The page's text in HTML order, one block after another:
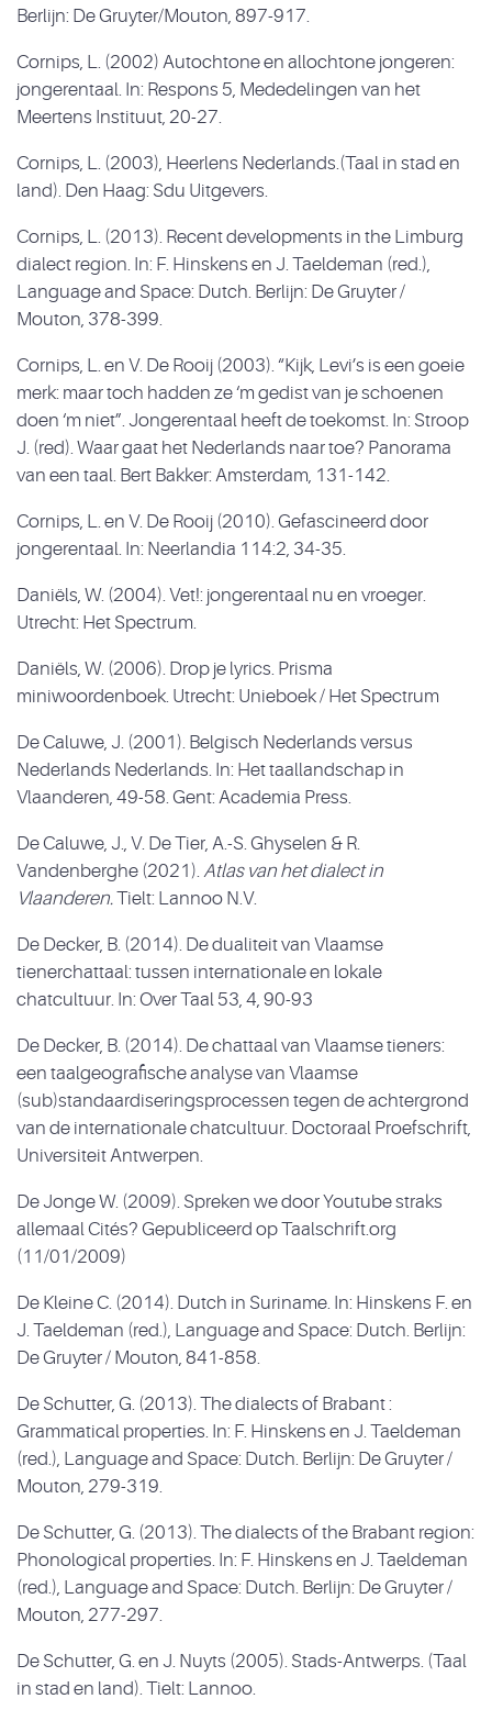
Berlijn: De Gruyter/Mouton, 897-917.
Cornips, L. (2002) Autochtone en allochtone jongeren:
jongerentaal. In: Respons 5, Mededelingen van het
Meertens Instituut, 20-27.
Cornips, L. (2003), Heerlens Nederlands.(Taal in stad en
land). Den Haag: Sdu Uitgevers.
Cornips, L. (2013). Recent developments in the Limburg
dialect region. In: F. Hinskens en J. Taeldeman (red.),
Language and Space: Dutch. Berlijn: De Gruyter /
Mouton, 378-399.
Cornips, L. en V. De Rooij (2003). “Kijk, Levi’s is een goeie
merk: maar toch hadden ze ‘m gedist van je schoenen
doen ‘m niet”. Jongerentaal heeft de toekomst. In: Stroop
J. (red). Waar gaat het Nederlands naar toe? Panorama
van een taal. Bert Bakker: Amsterdam, 131-142.
Cornips, L. en V. De Rooij (2010). Gefascineerd door
jongerentaal. In: Neerlandia 114:2, 34-35.
Daniëls, W. (2004). Vet!: jongerentaal nu en vroeger.
Utrecht: Het Spectrum.
Daniëls, W. (2006). Drop je lyrics. Prisma
miniwoordenboek. Utrecht: Unieboek / Het Spectrum
De Caluwe, J. (2001). Belgisch Nederlands versus
Nederlands Nederlands. In: Het taallandschap in
Vlaanderen, 49-58. Gent: Academia Press.
De Caluwe, J., V. De Tier, A.-S. Ghyselen & R.
Vandenberghe (2021). Atlas van het dialect in
Vlaanderen.Tielt: Lannoo N.V.
De Decker, B. (2014). De dualiteit van Vlaamse
tienerchattaal: tussen internationale en lokale
chatcultuur. In: Over Taal 53, 4, 90-93
De Decker, B. (2014). De chattaal van Vlaamse tieners:
een taalgeografische analyse van Vlaamse
(sub)standaardiseringsprocessen tegen de achtergrond
van de internationale chatcultuur. Doctoraal Proefschrift,
Universiteit Antwerpen.
De Jonge W. (2009). Spreken we door Youtube straks
allemaal Cités? Gepubliceerd op Taalschrift.org
(11/01/2009)
De Kleine C. (2014). Dutch in Suriname. In: Hinskens F. en
J. Taeldeman (red.), Language and Space: Dutch. Berlijn:
De Gruyter / Mouton, 841-858.
De Schutter, G. (2013). The dialects of Brabant :
Grammatical properties. In: F. Hinskens en J. Taeldeman
(red.), Language and Space: Dutch. Berlijn: De Gruyter /
Mouton, 279-319.
De Schutter, G. (2013). The dialects of the Brabant region:
Phonological properties. In: F. Hinskens en J. Taeldeman
(red.), Language and Space: Dutch. Berlijn: De Gruyter /
Mouton, 277-297.
De Schutter, G. en J. Nuyts (2005). Stads-Antwerps. (Taal
in stad en land). Tielt: Lannoo.